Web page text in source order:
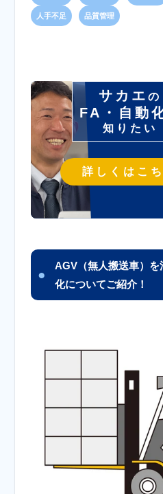
人手不足 品質管理
サカエの
FA・自動
知りたい
詳しくはこち
AGV（無人搬送車）
化についてご紹介！